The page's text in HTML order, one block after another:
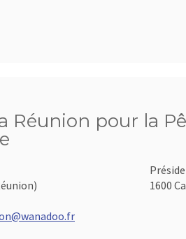
Réunion pour la
1600